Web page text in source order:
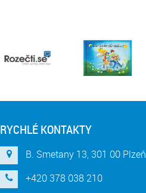
RYCHLÉ KONTAKTY
B. Smetany 13, 301 00 Plzeň
+420 378 038 210